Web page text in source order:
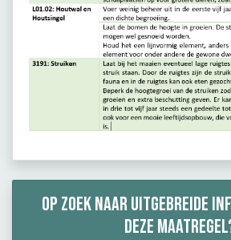
Op zoek naar uitgebreide
deze